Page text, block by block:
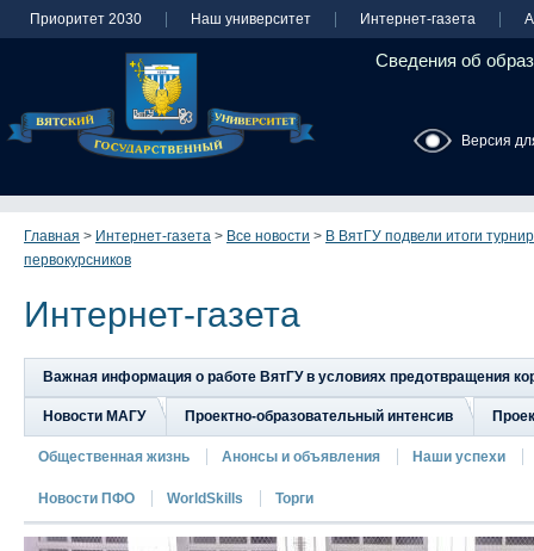
Приоритет 2030 Наш университет Интернет-газета
Сведения об
Версия
Главная > Интернет-газета > Все новости > В ВятГУ подвели итоги
первокурсников
Интернет-газета
Важная информация о работе ВятГУ в условиях предотвращения
Новости МАГУ Проектно-образовательный интенсив
Общественная жизнь Анонсы и объявления Наши успехи
Новости ПФО WorldSkills Торги